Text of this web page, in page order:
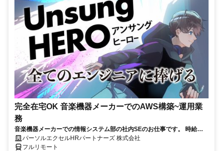
完全在宅OK 音楽機器メーカーでのAWS構築~運用業
務
音楽機器メーカーでの情報システム部の社内SEのお仕事です。 時給
3050円！基本はフル在宅が可能です！ （状況によって出社有り） AWS
構築の上流工程にも携われます！ご本人負担が約4割でとってもお得な
パーソルエクセルHRパートナーズ 株式会社
フルリモート